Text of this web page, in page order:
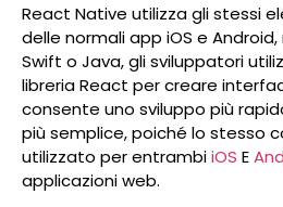
React Native utilizza gli stessi
delle normali app iOS e
Swift o Java, gli sviluppatori
libreria React per creare
consente uno sviluppo più
più semplice, poiché lo stesso
utilizzato per entrambiiOS E
applicazioni web.